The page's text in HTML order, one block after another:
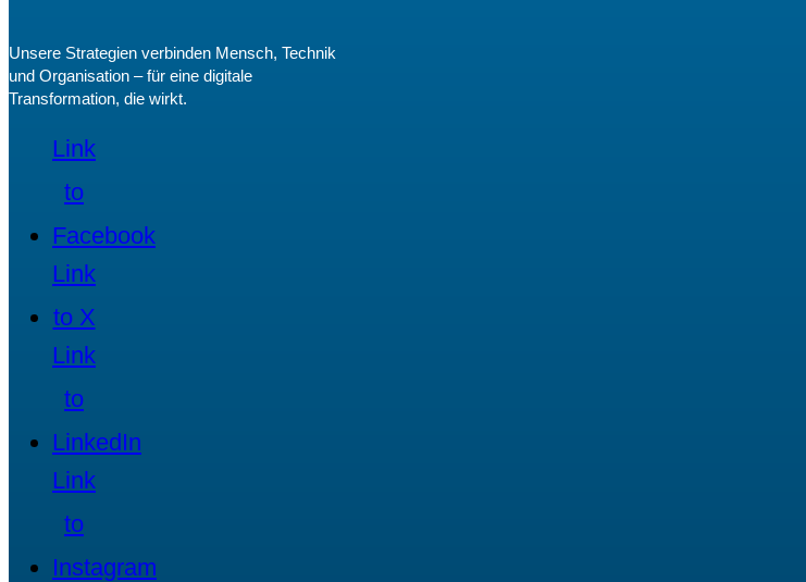
Unsere Strategien verbinden Mensch, Technik
und Organisation – für eine digitale
Transformation, die wirkt.
Link
to
Facebook
Link
to X
Link
to
LinkedIn
Link
to
Instagram